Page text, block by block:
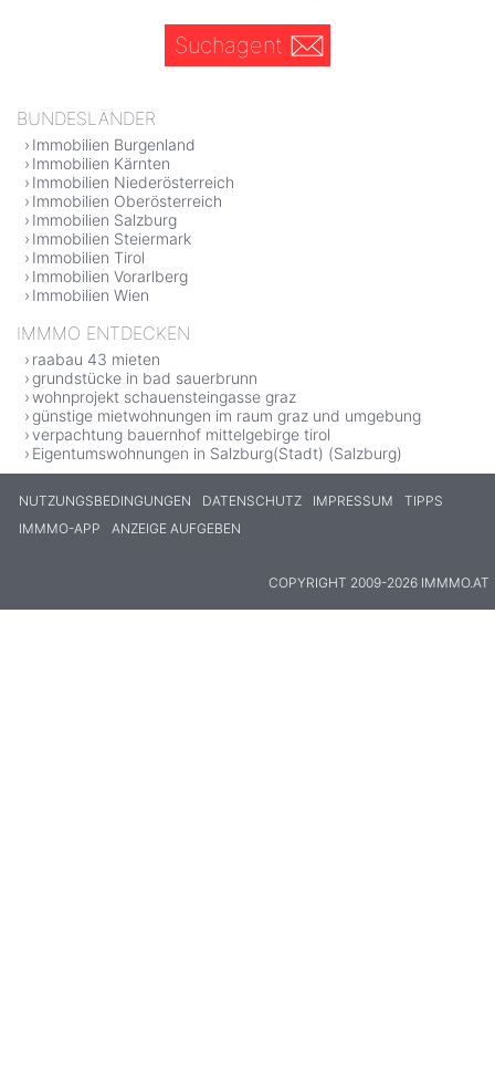
Suchagent
BUNDESLÄNDER
Immobilien Burgenland
Immobilien Kärnten
Immobilien Niederösterreich
Immobilien Oberösterreich
Immobilien Salzburg
Immobilien Steiermark
Immobilien Tirol
Immobilien Vorarlberg
Immobilien Wien
IMMMO ENTDECKEN
raabau 43 mieten
grundstücke in bad sauerbrunn
wohnprojekt schauensteingasse graz
günstige mietwohnungen im raum graz und umgebung
verpachtung bauernhof mittelgebirge tirol
Eigentumswohnungen in Salzburg(Stadt) (Salzburg)
NUTZUNGSBEDINGUNGEN DATENSCHUTZ IMPRESSUM
TIPPS
IMMMO-APP
ANZEIGE AUFGEBEN
COPYRIGHT 2009-2026 IMMMO.AT